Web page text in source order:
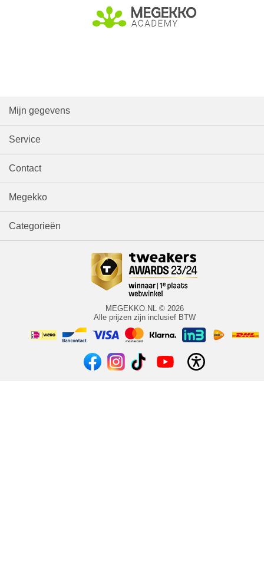
Mijn gegevens
Service
Contact
Megekko
Categorieën
MEGEKKO.NL © 2026
Alle prijzen zijn inclusief BTW